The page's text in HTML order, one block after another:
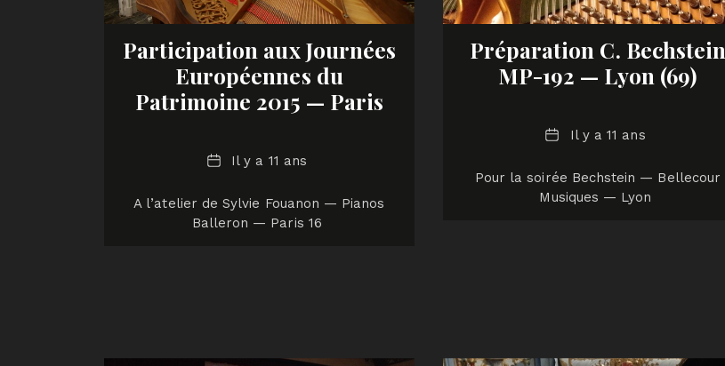
Participation aux Journées
Européennes du
Patrimoine 2015 — Paris
DateIl y a 11 ans
A l’atelier de Sylvie Fouanon — Pianos
Balleron — Paris 16
Préparation C. Bechstein
MP-192 — Lyon (69)
DateIl y a 11 ans
Pour la soirée Bechstein — Bellecour
Musiques — Lyon